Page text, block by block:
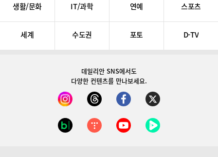
생활/문화 IT/과학 연예 스포츠
세계 수도권 포토 D-TV
데일리안 SNS에서도
다양한 컨텐츠를 만나보세요.